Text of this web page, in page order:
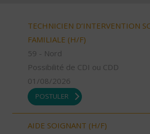
TECHNICIEN D’INTERVENTION
FAMILIALE (H/F)
59 - Nord
Possibilité de CDI ou CDD
01/08/2026
POSTULER
AIDE SOIGNANT (H/F)